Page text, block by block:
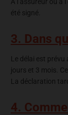
A l’assureur ou à
été signé.
3. Dans
Le délai est
jours et 3 mois.
La déclaration
4.